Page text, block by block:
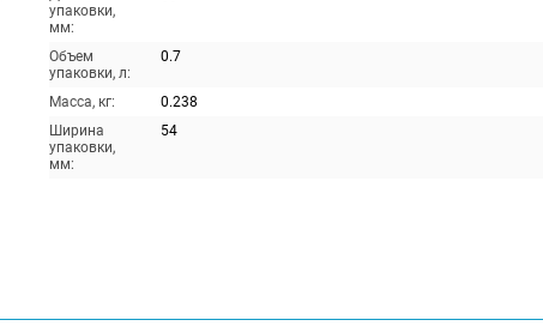
упаковки,
мм:
Объем
упаковки, л:
0.7
Масса, кг:
0.238
Ширина
упаковки,
мм:
54